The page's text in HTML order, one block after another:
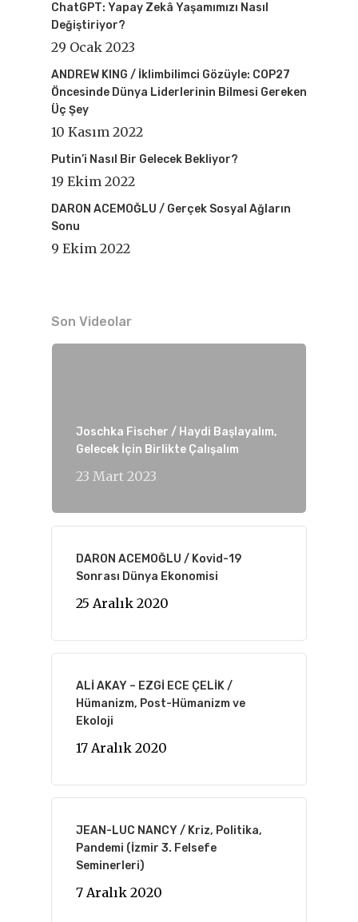
ChatGPT: Yapay Zekâ Yaşamımızı Nasıl
Değiştiriyor?
29 Ocak 2023
ANDREW KING / İklimbilimci Gözüyle: COP27
Öncesinde Dünya Liderlerinin Bilmesi Gereken
Üç Şey
10 Kasım 2022
Putin’i Nasıl Bir Gelecek Bekliyor?
19 Ekim 2022
DARON ACEMOĞLU / Gerçek Sosyal Ağların
Sonu
9 Ekim 2022
Son Videolar
Joschka Fischer / Haydi Başlayalım,
Gelecek İçin Birlikte Çalışalım
23 Mart 2023
DARON ACEMOĞLU / Kovid-19
Sonrası Dünya Ekonomisi
25 Aralık 2020
ALİ AKAY – EZGİ ECE ÇELİK /
Hümanizm, Post-Hümanizm ve
Ekoloji
17 Aralık 2020
JEAN-LUC NANCY / Kriz, Politika,
Pandemi (İzmir 3. Felsefe
Seminerleri)
7 Aralık 2020